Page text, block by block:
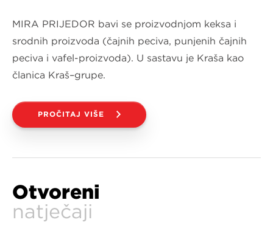
MIRA PRIJEDOR bavi se proizvodnjom keksa i
srodnih proizvoda (čajnih peciva, punjenih čajnih
peciva i vafel-proizvoda). U sastavu je Kraša kao
članica Kraš–grupe.
PROČITAJ VIŠE
Otvoreni
natječaji